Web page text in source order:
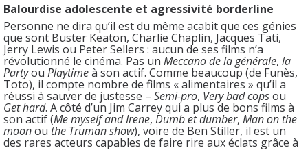
Balourdise adolescente et agressivité borderline
Personne ne dira qu’il est du même acabit que ces génies
que sont Buster Keaton, Charlie Chaplin, Jacques Tati,
Jerry Lewis ou Peter Sellers : aucun de ses films n’a
révolutionné le cinéma. Pas un Meccano de la générale, la
Partyou Playtimeà son actif. Comme beaucoup (de Funès,
Toto), il compte nombre de films « alimentaires » qu’il a
réussi à sauver de justesse – Semi-pro, Very bad copsou
Get hard. A côté d’un Jim Carrey qui a plus de bons films à
son actif (Me myself and Irene, Dumb et dumber, Man on the
moonou the Truman show), voire de Ben Stiller, il est un
des rares acteurs capables de faire rire aux éclats grâce à